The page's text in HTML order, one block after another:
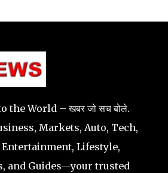
the World – खबर जो सच बोले.
Markets, Auto, Tech,
Lifestyle,
and Guides—your trusted